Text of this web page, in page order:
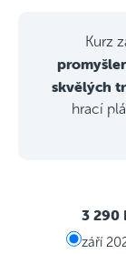
Kurz
skvělých
hrací
3 290
září